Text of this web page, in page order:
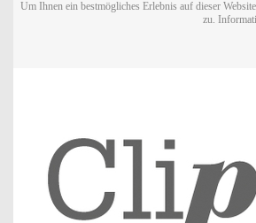
Um Ihnen ein bestmögliches Erlebnis auf dieser
zu.